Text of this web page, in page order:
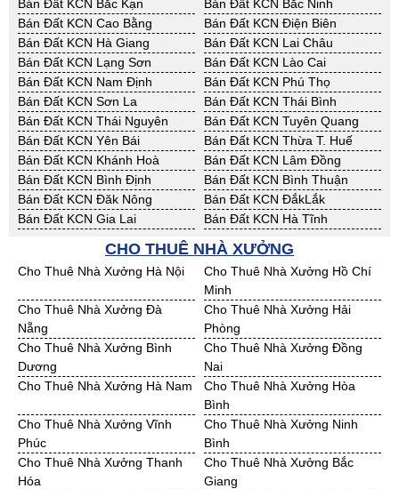
Bán Đất KCN Bắc Kạn
Bán Đất KCN Bắc Ninh
Bán Đất KCN Cao Bằng
Bán Đất KCN Điện Biên
Bán Đất KCN Hà Giang
Bán Đất KCN Lai Châu
Bán Đất KCN Lạng Sơn
Bán Đất KCN Lào Cai
Bán Đất KCN Nam Định
Bán Đất KCN Phú Thọ
Bán Đất KCN Sơn La
Bán Đất KCN Thái Bình
Bán Đất KCN Thái Nguyên
Bán Đất KCN Tuyên Quang
Bán Đất KCN Yên Bái
Bán Đất KCN Thừa T. Huế
Bán Đất KCN Khánh Hoà
Bán Đất KCN Lâm Đồng
Bán Đất KCN Bình Định
Bán Đất KCN Bình Thuận
Bán Đất KCN Đăk Nông
Bán Đất KCN ĐắkLắk
Bán Đất KCN Gia Lai
Bán Đất KCN Hà Tĩnh
Bán Đất KCN Nghệ An
Bán Đất KCN Ninh Thuận
Bán Đất KCN Phú Yên
Bán Đất KCN Quảng Bình
Bán Đất KCN Quảng Nam
Bán Đất KCN Quảng Ngãi
Bán Đất KCN Bà Rịa - VT
Bán Đất KCN Cần Thơ
Bán Đất KCN An Giang
Bán Đất KCN Bạc Liêu
Bán Đất KCN Bến Tre
Bán Đất KCN Bình Phước
Bán Đất KCN Cà Mau
Bán Đất KCN Đồng Tháp
Bán Đất KCN Hậu Giang
Bán Đất KCN Kiên Giang
Bán Đất KCN Long An
Bán Đất KCN Sóc Trăng
Bán Đất KCN Tây Ninh
Bán Đất KCN Tiền Giang
Bán Đất KCN Trà Vinh
Bán Đất KCN Vĩnh Long
Bán Đất KCN Hải Dương
Bán Đất KCN Hưng Yên
Bán Đất KCN Quảng Ninh
CHO THUÊ NHÀ XƯỞNG
Cho Thuê Nhà Xưởng Hà Nội
Cho Thuê Nhà Xưởng Hồ Chí
Minh
Cho Thuê Nhà Xưởng Đà
Nẵng
Cho Thuê Nhà Xưởng Hải
Phòng
Cho Thuê Nhà Xưởng Bình
Dương
Cho Thuê Nhà Xưởng Đồng
Nai
Cho Thuê Nhà Xưởng Hà Nam
Cho Thuê Nhà Xưởng Hòa
Bình
Cho Thuê Nhà Xưởng Vĩnh
Phúc
Cho Thuê Nhà Xưởng Ninh
Bình
Cho Thuê Nhà Xưởng Thanh
Hóa
Cho Thuê Nhà Xưởng Bắc
Giang